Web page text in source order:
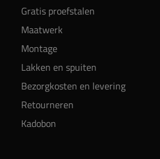
Gratis proefstalen
Maatwerk
Montage
Lakken en spuiten
Bezorgkosten en levering
Retourneren
Kadobon